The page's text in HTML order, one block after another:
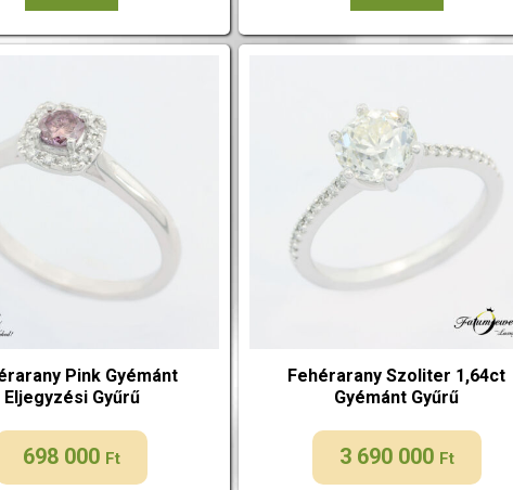
Pink Gyémánt
Eljegyzési Gyűrű
698 000 Ft
Fehérarany Szoliter 1,64ct
Gyémánt Gyűrű
3 690 000 Ft